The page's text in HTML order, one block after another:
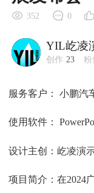
352 0
YIL屹凌
创作 23 粉
服务客户： 小鹏汽
使用软件：
设计主创：屹凌演
项目简介：在2024